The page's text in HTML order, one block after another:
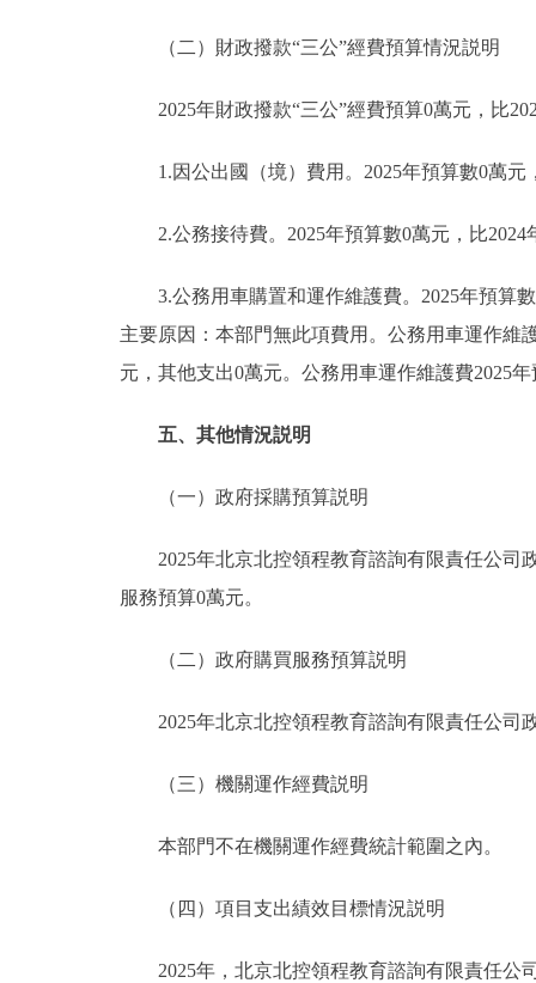
（二）財政撥款“三公”經費預算情況説明
2025年財政撥款“三公”經費預算0萬元，比
1.因公出國（境）費用。2025年預算數0萬元
2.公務接待費。2025年預算數0萬元，比2024
3.公務用車購置和運作維護費。2025年預算數
主要原因：本部門無此項費用。公務用車運作維
元，其他支出0萬元。公務用車運作維護費2025
五、其他情況説明
（一）政府採購預算説明
2025年北京北控領程教育諮詢有限責任公司
服務預算0萬元。
（二）政府購買服務預算説明
2025年北京北控領程教育諮詢有限責任公司
（三）機關運作經費説明
本部門不在機關運作經費統計範圍之內。
（四）項目支出績效目標情況説明
2025年，北京北控領程教育諮詢有限責任公司